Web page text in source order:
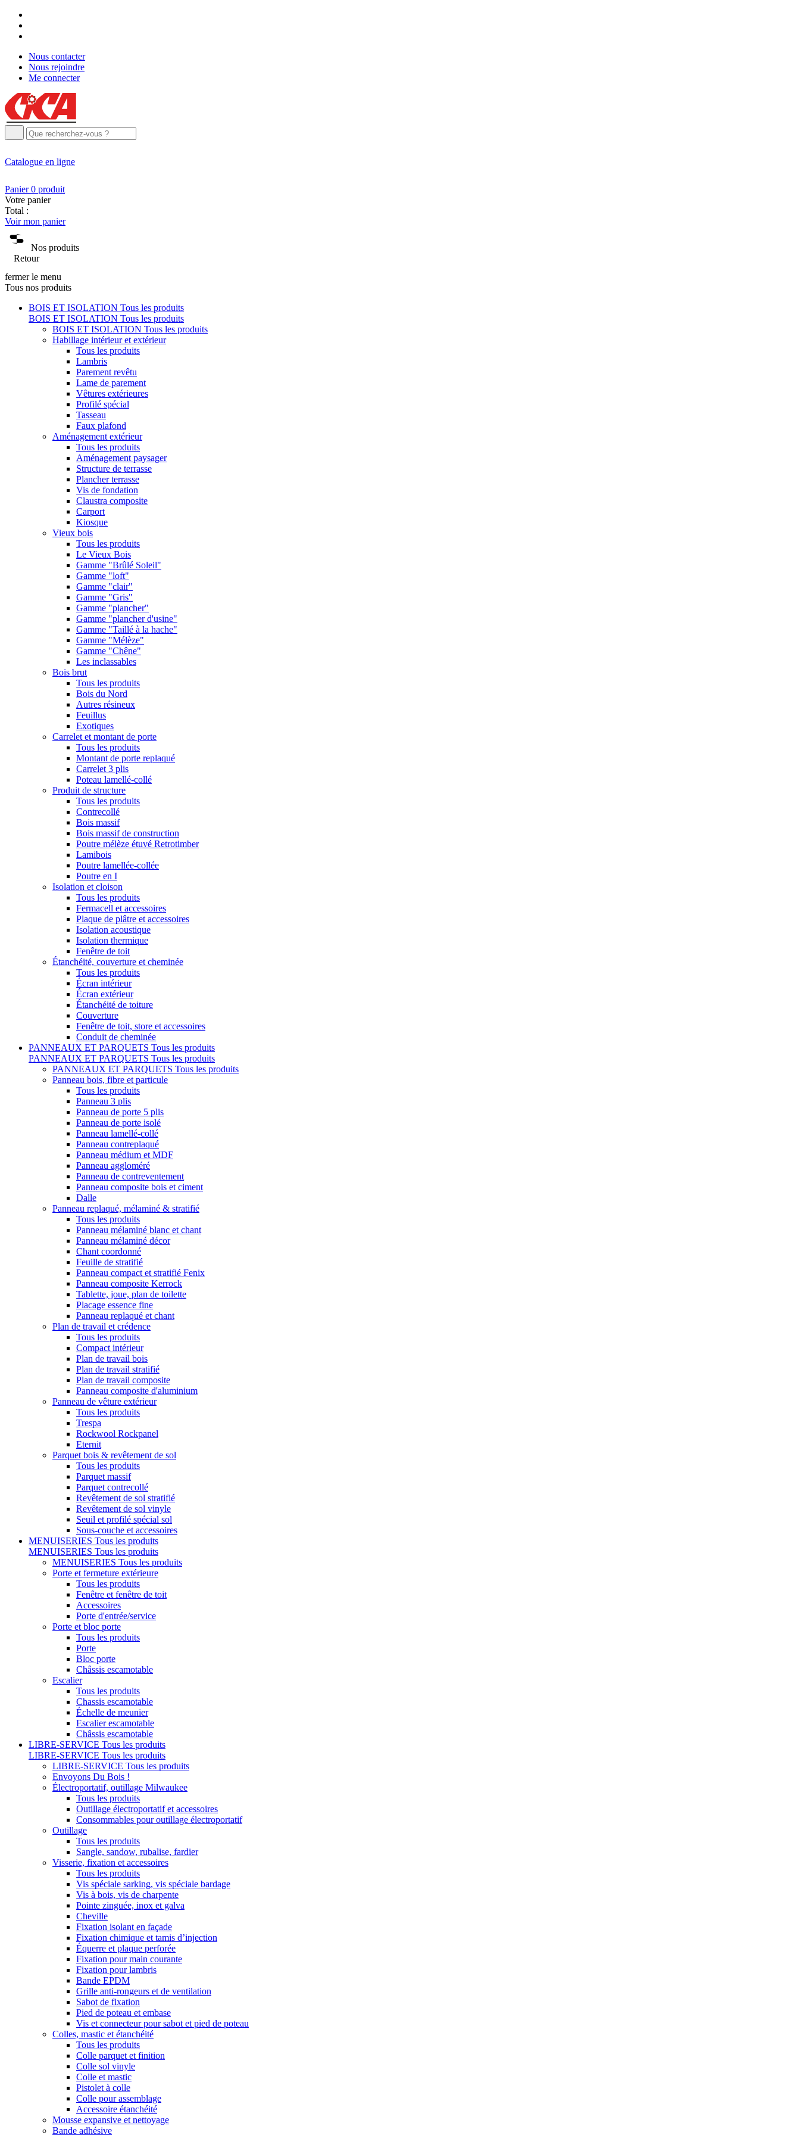
Nous contacter
Nous rejoindre
Me connecter
Catalogue en ligne
Panier 0 produit
Votre panier
Total :
Voir mon panier
Nos produits
Retour
fermer le menu
Tous nos produits
BOIS ET ISOLATION Tous les produits
BOIS ET ISOLATION Tous les produits
BOIS ET ISOLATION Tous les produits
Habillage intérieur et extérieur
Tous les produits
Lambris
Parement revêtu
Lame de parement
Vêtures extérieures
Profilé spécial
Tasseau
Faux plafond
Aménagement extérieur
Tous les produits
Aménagement paysager
Structure de terrasse
Plancher terrasse
Vis de fondation
Claustra composite
Carport
Kiosque
Vieux bois
Tous les produits
Le Vieux Bois
Gamme "Brûlé Soleil"
Gamme "loft"
Gamme "clair"
Gamme "Gris"
Gamme "plancher"
Gamme "plancher d'usine"
Gamme "Taillé à la hache"
Gamme "Mélèze"
Gamme "Chêne"
Les inclassables
Bois brut
Tous les produits
Bois du Nord
Autres résineux
Feuillus
Exotiques
Carrelet et montant de porte
Tous les produits
Montant de porte replaqué
Carrelet 3 plis
Poteau lamellé-collé
Produit de structure
Tous les produits
Contrecollé
Bois massif
Bois massif de construction
Poutre mélèze étuvé Retrotimber
Lamibois
Poutre lamellée-collée
Poutre en I
Isolation et cloison
Tous les produits
Fermacell et accessoires
Plaque de plâtre et accessoires
Isolation acoustique
Isolation thermique
Fenêtre de toit
Étanchéité, couverture et cheminée
Tous les produits
Écran intérieur
Écran extérieur
Étanchéité de toiture
Couverture
Fenêtre de toit, store et accessoires
Conduit de cheminée
PANNEAUX ET PARQUETS Tous les produits
PANNEAUX ET PARQUETS Tous les produits
PANNEAUX ET PARQUETS Tous les produits
Panneau bois, fibre et particule
Tous les produits
Panneau 3 plis
Panneau de porte 5 plis
Panneau de porte isolé
Panneau lamellé-collé
Panneau contreplaqué
Panneau médium et MDF
Panneau aggloméré
Panneau de contreventement
Panneau composite bois et ciment
Dalle
Panneau replaqué, mélaminé & stratifié
Tous les produits
Panneau mélaminé blanc et chant
Panneau mélaminé décor
Chant coordonné
Feuille de stratifié
Panneau compact et stratifié Fenix
Panneau composite Kerrock
Tablette, joue, plan de toilette
Placage essence fine
Panneau replaqué et chant
Plan de travail et crédence
Tous les produits
Compact intérieur
Plan de travail bois
Plan de travail stratifié
Plan de travail composite
Panneau composite d'aluminium
Panneau de vêture extérieur
Tous les produits
Trespa
Rockwool Rockpanel
Eternit
Parquet bois & revêtement de sol
Tous les produits
Parquet massif
Parquet contrecollé
Revêtement de sol stratifié
Revêtement de sol vinyle
Seuil et profilé spécial sol
Sous-couche et accessoires
MENUISERIES Tous les produits
MENUISERIES Tous les produits
MENUISERIES Tous les produits
Porte et fermeture extérieure
Tous les produits
Fenêtre et fenêtre de toit
Accessoires
Porte d'entrée/service
Porte et bloc porte
Tous les produits
Porte
Bloc porte
Châssis escamotable
Escalier
Tous les produits
Chassis escamotable
Échelle de meunier
Escalier escamotable
Châssis escamotable
LIBRE-SERVICE Tous les produits
LIBRE-SERVICE Tous les produits
LIBRE-SERVICE Tous les produits
Envoyons Du Bois !
Électroportatif, outillage Milwaukee
Tous les produits
Outillage électroportatif et accessoires
Consommables pour outillage électroportatif
Outillage
Tous les produits
Sangle, sandow, rubalise, fardier
Visserie, fixation et accessoires
Tous les produits
Vis spéciale sarking, vis spéciale bardage
Vis à bois, vis de charpente
Pointe zinguée, inox et galva
Cheville
Fixation isolant en façade
Fixation chimique et tamis d’injection
Équerre et plaque perforée
Fixation pour main courante
Fixation pour lambris
Bande EPDM
Grille anti-rongeurs et de ventilation
Sabot de fixation
Pied de poteau et embase
Vis et connecteur pour sabot et pied de poteau
Colles, mastic et étanchéité
Tous les produits
Colle parquet et finition
Colle sol vinyle
Colle et mastic
Pistolet à colle
Colle pour assemblage
Accessoire étanchéité
Mousse expansive et nettoyage
Bande adhésive